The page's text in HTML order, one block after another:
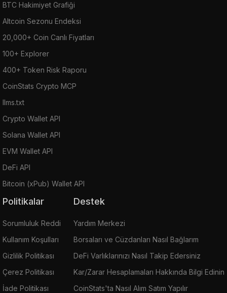
BTC Hakimiyet Grafiği
Altcoin Sezonu Endeksi
20,000+ Coin Canlı Fiyatları
100+ Explorer
400+ Token Risk Raporu
CoinStats Crypto MCP
llms.txt
Crypto Wallet API
Solana Wallet API
EVM Wallet API
DeFi API
Bitcoin (xPub) Wallet API
Politikalar
Sorumluluk Reddi
Kullanım Koşulları
Gizlilik Politikası
Çerez Politikası
İade Politikası
Destek
Yardım Merkezi
Borsaları ve Cüzdanları Nasıl Bağlarım
DeFi Varlıklarınızı Nasıl Takip Edersiniz
Kar/Zarar Hesaplamaları Hakkında Bilgi Edinin
CoinStats'ta Nasıl Alım Satım Yapılır